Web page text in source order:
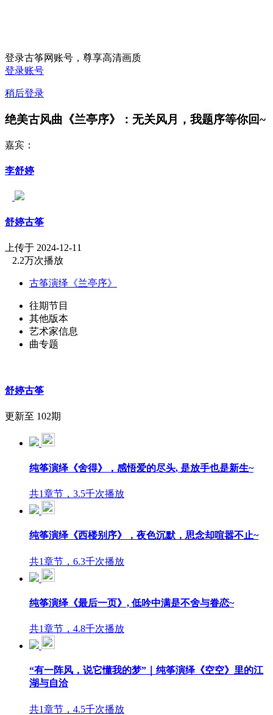
登录古筝网账号，尊享高清画质
登录账号
稍后登录
绝美古风曲《兰亭序》：无关风月，我题序等你回~
嘉宾：
李舒婷
舒婷古筝
上传于 2024-12-11
2.2万次播放
古筝演绎《兰亭序》
往期节目
其他版本
艺术家信息
曲专题
舒婷古筝
更新至 102期
纯筝演绎《舍得》，感悟爱的尽头, 是放手也是新生~
共1章节，3.5千次播放
纯筝演绎《西楼别序》，夜色沉默，思念却喧嚣不止~
共1章节，6.3千次播放
纯筝演绎《最后一页》, 低吟中满是不舍与眷恋~
共1章节，4.8千次播放
“有一阵风，说它懂我的梦”｜纯筝演绎《空空》里的江
湖与自洽
共1章节，4.5千次播放